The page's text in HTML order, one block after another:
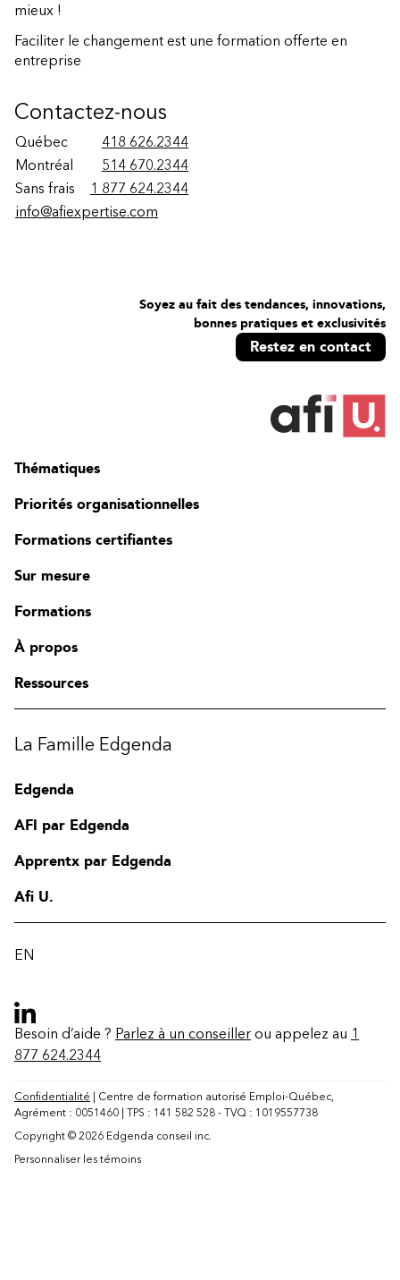
mieux !
Faciliter le changement est une formation offerte en
entreprise
Contactez-nous
Québec
418 626.2344
Montréal
514 670.2344
Sans frais
1 877 624.2344
info@afiexpertise.com
Soyez au fait des tendances, innovations,
bonnes pratiques et exclusivités
Restez en contact
Thématiques
Priorités organisationnelles
Formations certifiantes
Sur mesure
Formations
À propos
Ressources
La Famille Edgenda
Edgenda
AFI par Edgenda
Apprentx par Edgenda
Afi U.
EN
Besoin d’aide ? Parlez à un conseiller ou appelez au 1
877 624.2344
Confidentialité | Centre de formation autorisé Emploi-Québec,
Agrément : 0051460 | TPS : 141 582 528 - TVQ : 1019557738
Copyright © 2026 Edgenda conseil inc.
Personnaliser les témoins